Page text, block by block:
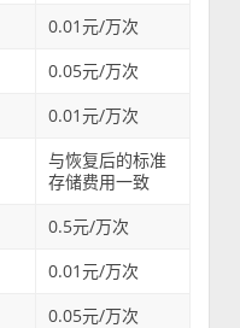
0.01元/万次
0.05元/万次
0.01元/万次
与恢复后的标准
存储费用一致
0.5元/万次
0.01元/万次
0.05元/万次